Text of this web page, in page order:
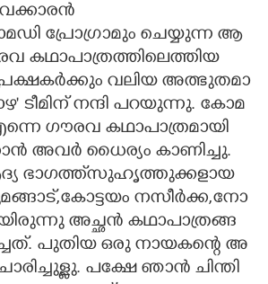
​പ്രോ​ഗ്രാ​മും​ ​ചെ​യ്യു​ന്ന​ ​ആ​
​ക​ഥാ​പാ​ത്ര​ത്തി​ലെ​ത്തി​യ​
​വ​ലി​യ​ ​അ​ത്ഭു​ത​മാ​
​ടീ​മി​ന് ​ന​ന്ദി​ ​പ​റ​യു​ന്നു.​ ​കോ​മ​
​ഗൗ​ര​വ​ ​ക​ഥാ​പാ​ത്ര​മാ​യി​
​അ​വ​ർ​ ​ധൈ​ര്യം​ ​കാ​ണി​ച്ചു.
​ഭാ​ഗ​ത്ത്സു​ഹൃ​ത്തു​ക്ക​ളാ​യ​
​ന​സീ​ർ​ക്ക,​നോ​
അ​ച്ഛ​ൻ​ ​ക​ഥാ​പാ​ത്ര​ങ്ങ​
​പു​തി​യ​ ​ഒ​രു​ ​നാ​യ​ക​ന്റെ​ ​അ​
​പ​ക്ഷേ​ ​ഞാ​ൻ​ ​ചി​ന്തി​